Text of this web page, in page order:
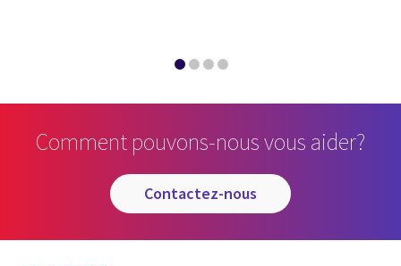
Comment pouvons-nous vous aider?
contactez-nous